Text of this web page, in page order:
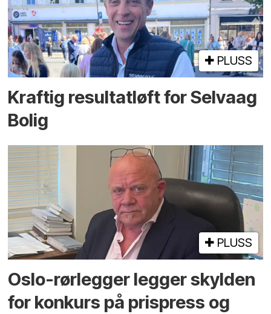
PLUSS
Kraftig resultatløft for Selvaag
Bolig
PLUSS
Oslo-rørlegger legger skylden
for konkurs på prispress og